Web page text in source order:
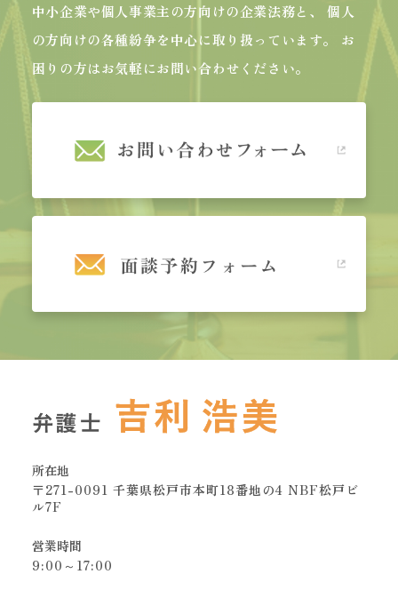
中小企業や個人事業主の方向けの企業法務と、
個人
の方向けの各種紛争を中心に取り扱っています。
お
困りの方はお気軽にお問い合わせください。
所在地
〒271-0091 千葉県松戸市本町18番地の4 NBF松戸ビ
ル7F
営業時間
9:00～17:00